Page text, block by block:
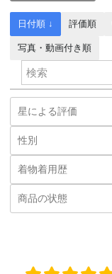
日付順 ↓ 評価順
写真・動画付き順